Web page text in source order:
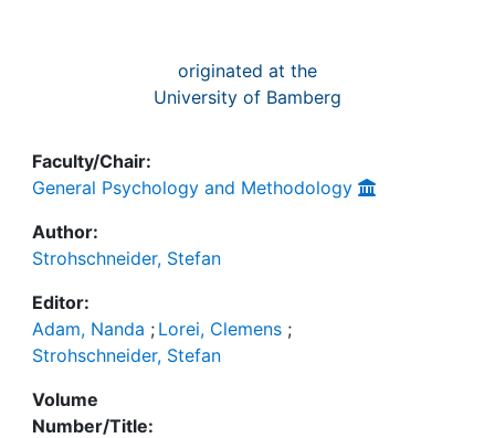
originated at the
University of Bamberg
Faculty/Chair:
General Psychology and Methodology
Author:
Strohschneider, Stefan
Editor:
Adam, Nanda ; Lorei, Clemens ;
Strohschneider, Stefan
Volume
Number/Title: